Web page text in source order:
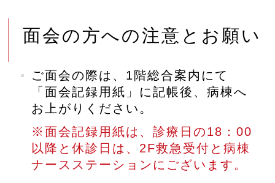
面会の方への注意とお願い
ご面会の際は、1階総合案内にて
「面会記録用紙」に記帳後、病棟へ
お上がりください。
※面会記録用紙は、診療日の18：00
以降と休診日は、2F救急受付と病棟
ナースステーションにございます。